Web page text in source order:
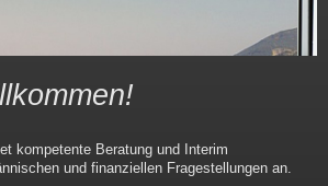
kompetente Beratung und Interim
und finanziellen Fragestellungen an.